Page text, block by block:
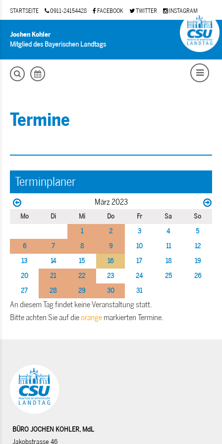
STARTSEITE 0911-24154428 FACEBOOK TWITTER INSTAGRAM
Jochen Kohler
Mitglied des Bayerischen Landtags
Termine
Terminplaner
März 2023
Mo Di Mi Do Fr Sa
So
1
2 3 4
5
6
7 8 9 10 11
12
13
14 15 16 17 18
19
20
21 22 23 24 25
26
27
28 29 30 31
An diesem Tag findet keine Veranstaltung statt.
Bitte achten Sie auf dieorange markierten Termine.
BÜRO JOCHEN KOHLER, MdL
Jakobstrasse 46